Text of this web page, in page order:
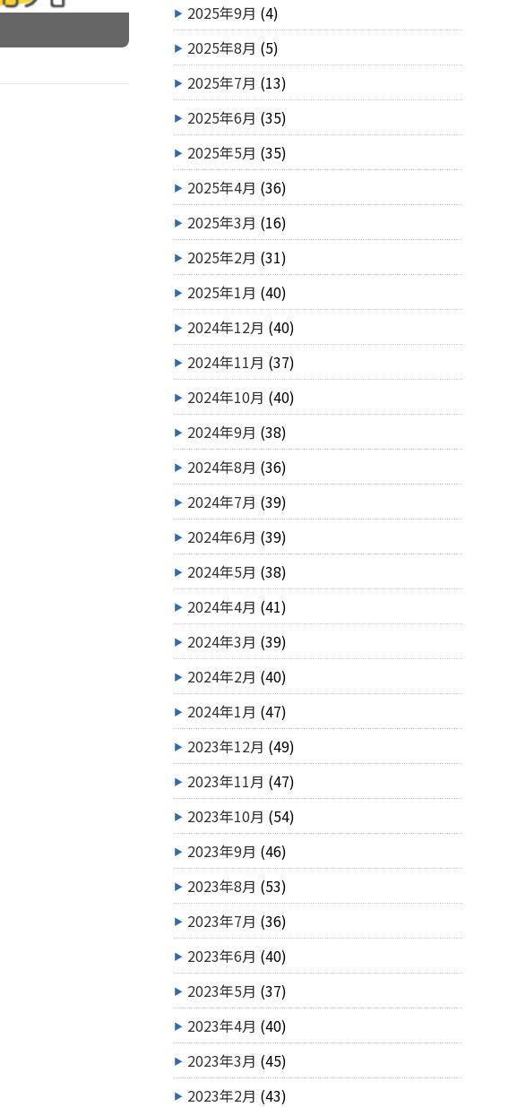
2025年9月 (4)
2025年8月 (5)
2025年7月 (13)
2025年6月 (35)
2025年5月 (35)
2025年4月 (36)
2025年3月 (16)
2025年2月 (31)
2025年1月 (40)
2024年12月 (40)
2024年11月 (37)
2024年10月 (40)
2024年9月 (38)
2024年8月 (36)
2024年7月 (39)
2024年6月 (39)
2024年5月 (38)
2024年4月 (41)
2024年3月 (39)
2024年2月 (40)
2024年1月 (47)
2023年12月 (49)
2023年11月 (47)
2023年10月 (54)
2023年9月 (46)
2023年8月 (53)
2023年7月 (36)
2023年6月 (40)
2023年5月 (37)
2023年4月 (40)
2023年3月 (45)
2023年2月 (43)